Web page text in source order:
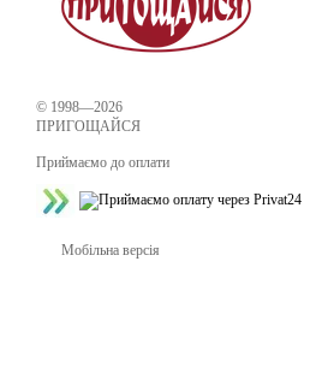
© 1998—2026
ПРИГОЩАЙСЯ
Приймаємо до оплати
Мобільна версія